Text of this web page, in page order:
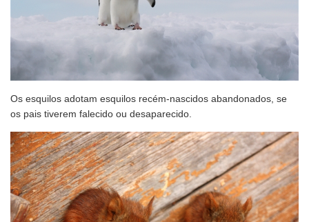
Os esquilos adotam esquilos recém-nascidos abandonados, se
os pais tiverem falecido ou desaparecido.